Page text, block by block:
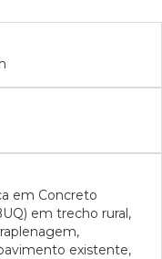
em Concreto
em trecho rural,
existente,